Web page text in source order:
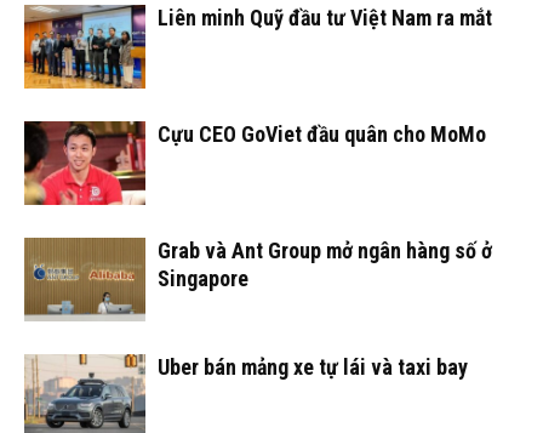
Liên minh Quỹ đầu tư Việt Nam ra mắt
Cựu CEO GoViet đầu quân cho MoMo
Grab và Ant Group mở ngân hàng số ở
Singapore
Uber bán mảng xe tự lái và taxi bay